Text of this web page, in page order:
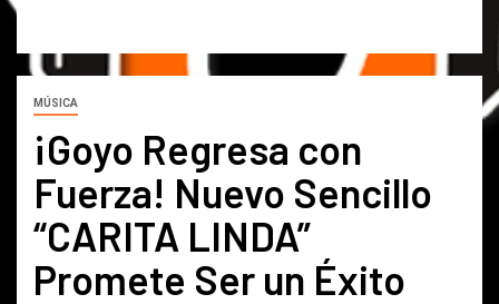
MÚSICA
¡Goyo Regresa con
Fuerza! Nuevo Sencillo
“CARITA LINDA”
Promete Ser un Éxito